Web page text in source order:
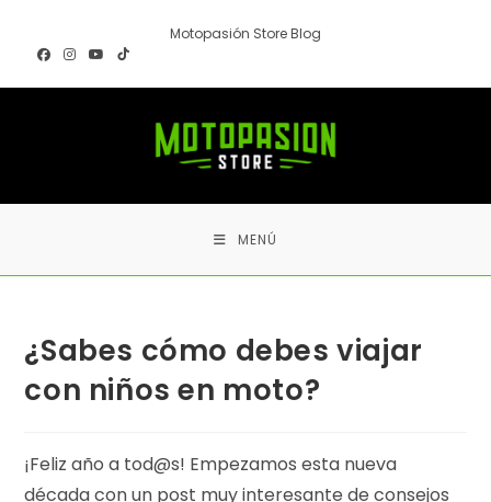
contenido
Motopasión Store Blog
MENÚ
¿Sabes cómo debes viajar
con niños en moto?
¡Feliz año a tod@s! Empezamos esta nueva
década con un post muy interesante de consejos